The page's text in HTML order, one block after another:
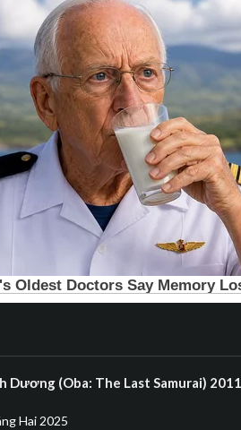
đổ bộ lên
n Nhật và bị
g bước, tiêu
Sau nhiều
ng và sắp
ảm tử và bị
ng ra khỏi
t. Đúng khi
ợc chỗ
Kuribayashi
Diễn viên
ara
Đạo diễn
Phát hành
Quốc gia
Dương (Oba: The Last Samurai)
Hai 2025